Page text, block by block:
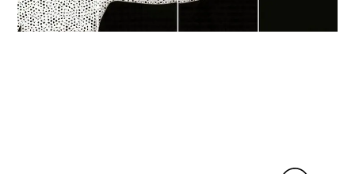
05_MONOTYPE
06_ARCHIVES